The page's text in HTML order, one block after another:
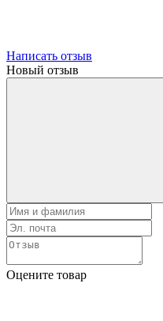
Написать отзыв
Новый отзыв
Оцените товар